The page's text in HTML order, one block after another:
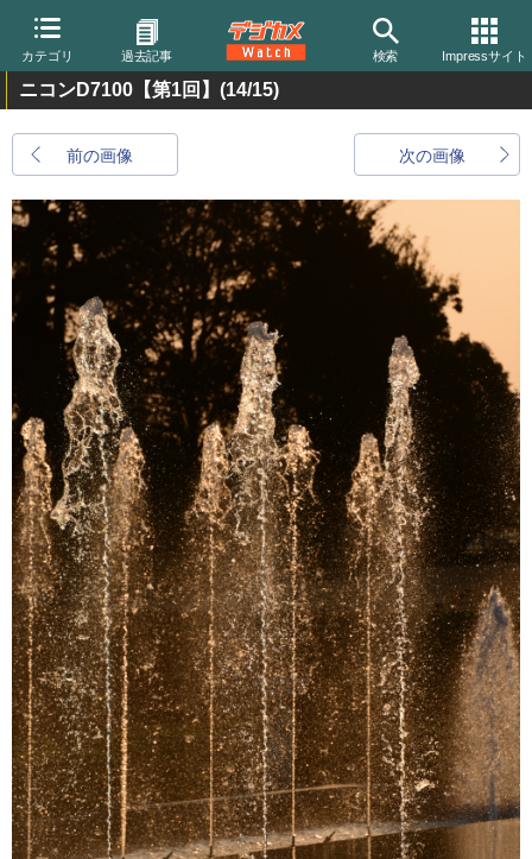
カテゴリ 過去記事 検索 Impressサイト
ニコンD7100【第1回】 (14/15)
前の画像 次の画像